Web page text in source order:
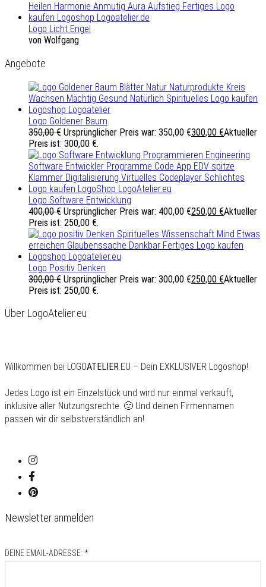
Logo Licht Engel
von Wolfgang
Angebote
Logo Goldener Baum
350,00€ Ursprünglicher Preis war: 350,00 €300,00 €Aktueller
Preis ist: 300,00 €.
Logo Software Entwicklung
400,00€ Ursprünglicher Preis war: 400,00 €250,00 €Aktueller
Preis ist: 250,00 €.
Logo Positiv Denken
300,00€ Ursprünglicher Preis war: 300,00 €250,00 €Aktueller
Preis ist: 250,00 €.
Über LogoAtelier.eu
Willkommen bei LOGOATELIER.EU – Dein EXKLUSIVER Logoshop!
Jedes Logo ist ein Einzelstück und wird nur einmal verkauft,
inklusive aller Nutzungsrechte. 🙂 Und deinen Firmennamen
passen wir dir selbstverständlich an!
Newsletter anmelden
DEINE EMAIL-ADRESSE: *